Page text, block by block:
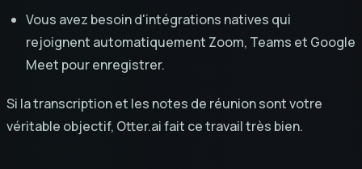
Vous avez besoin d'intégrations natives qui
rejoignent automatiquement Zoom, Teams et Google
Meet pour enregistrer.
Si la transcription et les notes de réunion sont votre
véritable objectif, Otter.ai fait ce travail très bien.